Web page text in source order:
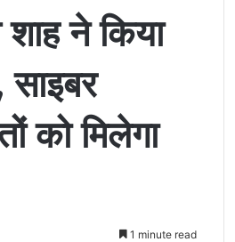
ने किया
को मिलेगा
1 minute read